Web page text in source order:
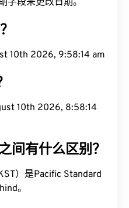
字段来更改日期。
10th 2026, 9:58:15 am
10th 2026, 8:58:15
间有什么区别？
）是Pacific Standard
。